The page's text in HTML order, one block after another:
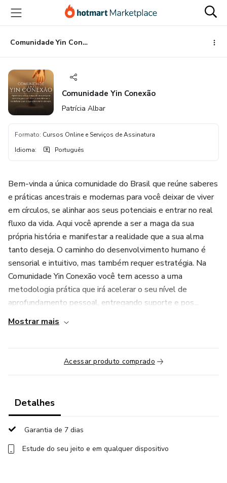
para
conteúdo
principal
para
pagamento
para
rodapé
Comunidade Yin Conexão
Comunidade Yin Conexão
Patrícia Albar
Formato: Cursos Online e Serviços de Assinatura
Idioma: Português
Bem-vinda a única comunidade do Brasil que reúne saberes
e práticas ancestrais e modernas para você deixar de viver
em círculos, se alinhar aos seus potenciais e entrar no real
fluxo da vida. Aqui você aprende a ser a maga da sua
própria história e manifestar a realidade que a sua alma
tanto deseja. O caminho do desenvolvimento humano é
sensorial e intuitivo, mas também requer estratégia. Na
Comunidade Yin Conexão você tem acesso a uma
metodologia prática que irá acelerar o seu nível de
aprofundamento pessoal, entregando suporte e pos...
Mostrar mais
Acessar produto comprado
Detalhes
Garantia de 7 dias
Estude do seu jeito e em qualquer dispositivo